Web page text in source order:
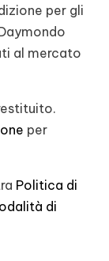
per gli
al mercato
per
Politica di
di